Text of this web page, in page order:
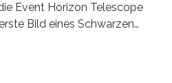
Event Horizon Telescope
Bild eines Schwarzen
Curtis einen seltsamen